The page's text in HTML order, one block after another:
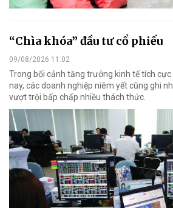
“Chìa khóa” đầu tư cổ phiếu
09/08/2026 11:02
Trong bối cảnh tăng trưởng kinh tế tích
nay, các doanh nghiệp niêm yết cũng ghi
vượt trội bấp chấp nhiều thách thức.